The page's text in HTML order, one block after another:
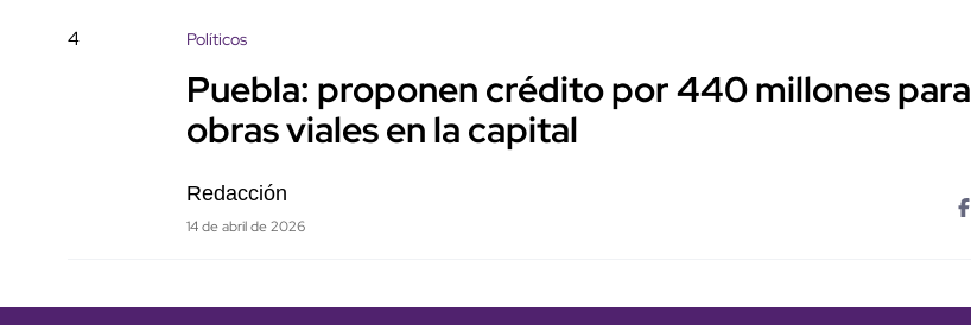
4 Políticos
Puebla: proponen crédito por 440 millones para
obras viales en la capital
Redacción
14 de abril de 2026